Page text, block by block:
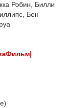
Робин, Билли
Бен